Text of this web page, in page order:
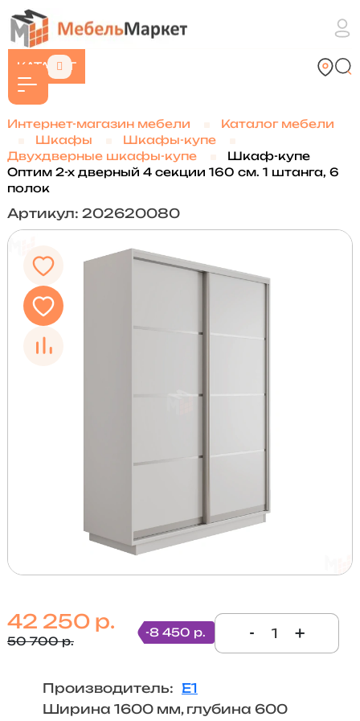
КАТАЛОГ
Интернет-магазин мебели
Каталог мебели
Шкафы
Шкафы-купе
Двухдверные шкафы-купе
Шкаф-купе
Оптим 2-х дверный 4 секции 160 см. 1 штанга, 6
полок
Артикул: 202620080
42 250 р.
50 700 р.
-8 450 р. - +
Производитель: Е1
Ширина 1600 мм, глубина 600